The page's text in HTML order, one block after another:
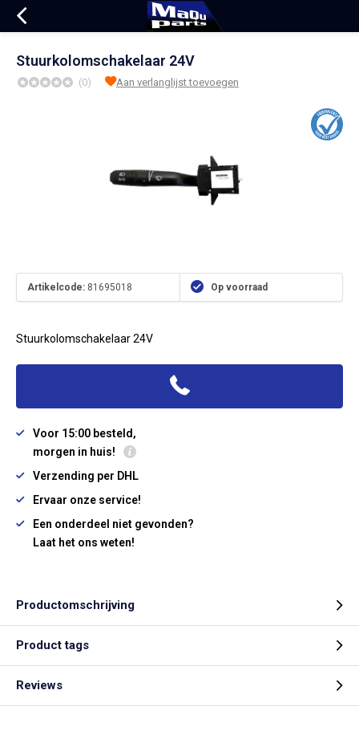
Stuurkolomschakelaar 24V
(0) Aan verlanglijst toevoegen
Artikelcode: 81695018 Op voorraad
Stuurkolomschakelaar 24V
Voor 15:00 besteld,
morgen in huis!
Verzending per DHL
Ervaar onze service!
Een onderdeel niet gevonden?
Laat het ons weten!
Productomschrijving
Product tags
Reviews